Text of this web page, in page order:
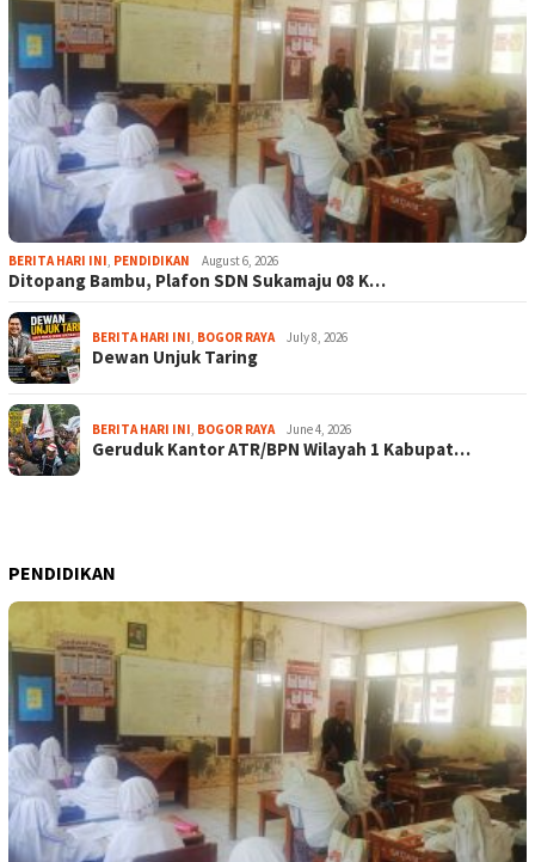
BERITA HARI INI, PENDIDIKAN August 6, 2026
Ditopang Bambu, Plafon SDN Sukamaju 08 K…
BERITA HARI INI, BOGOR RAYA July 8, 2026
Dewan Unjuk Taring
BERITA HARI INI, BOGOR RAYA June 4, 2026
Geruduk Kantor ATR/BPN Wilayah 1 Kabupat…
PENDIDIKAN